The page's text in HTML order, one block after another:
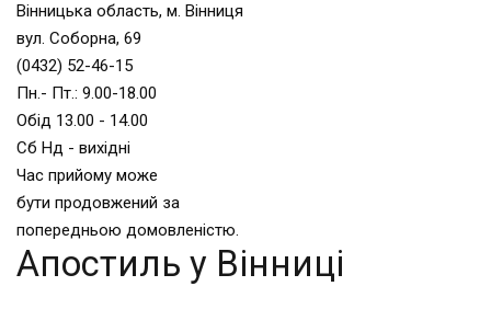
Вінницька область, м. Вінниця
вул. Соборна, 69
(0432) 52-46-15
Пн.- Пт.: 9.00-18.00
Обід 13.00 - 14.00
Сб Нд - вихідні
Час прийому може
бути продовжений за
попередньою домовленістю.
Апостиль у Вінниці